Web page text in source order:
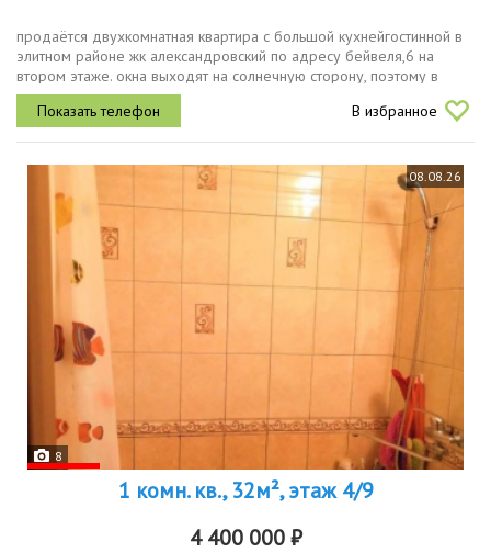
продаётся двухкомнатная квартира с большой кухнейгостинной в
элитном районе жк александровский по адресу бейвеля,6 на
втором этаже. окна выходят на солнечную сторону, поэтому в
квартире светло. большая кухнягостиная 26 кв.м., комнаты 12 и
21....
В избранное
08.08.26
8
1 комн. кв., 32м², этаж 4/9
4 400 000 ₽